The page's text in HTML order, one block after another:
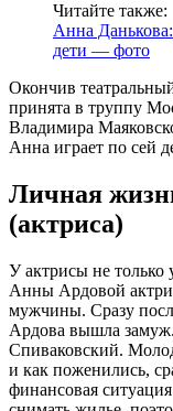
Читайте также:
Анна
дети — фото
Окончив
принята в труппу
Владимира
Анна играет по сей
Личная
(актриса)
У актрисы не только
Анны Ардовой
мужчины. Сразу
Ардова вышла
Спиваковский.
и как поженились,
финансовая